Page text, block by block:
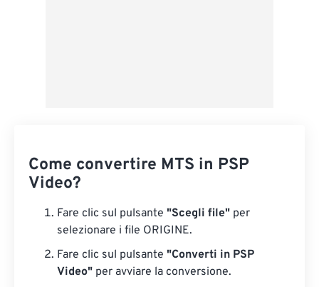
Come convertire MTS in PSP
Video?
Fare clic sul pulsante "Scegli file" per
selezionare i file ORIGINE.
Fare clic sul pulsante "Converti in PSP
Video" per avviare la conversione.